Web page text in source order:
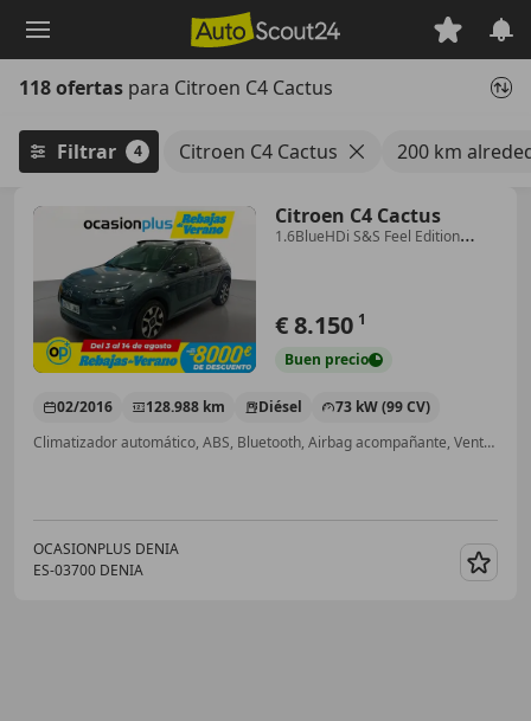
principal
118 ofertas para Citroen C4 Cactus
Filtrar 4 Citroen C4 Cactus 200 km
Citroen C4 Cactus
1.6BlueHDi S&S Feel Edition
€ 8.150 1
Buen precio
02/2016 128.988 km Diésel
73 kW (99 CV)
Climatizador automático, ABS, Bluetooth, Airbag acompañante, Ventanas tintadas
OCASIONPLUS DENIA
ES-03700 DENIA